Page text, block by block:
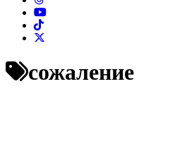
сожаление